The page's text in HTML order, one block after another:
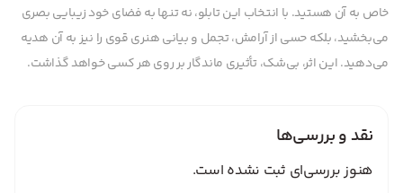
خاص به آن هستید. با انتخاب این تابلو، نه تنها به فضای خود زیبایی بصری
می‌بخشید، بلکه حسی از آرامش، تجمل و بیانی هنری قوی را نیز به آن هدیه
می‌دهید. این اثر، بی‌شک، تأثیری ماندگار بر روی هر کسی خواهد گذاشت.
نقد و بررسی‌ها
هنوز بررسی‌ای ثبت نشده است.